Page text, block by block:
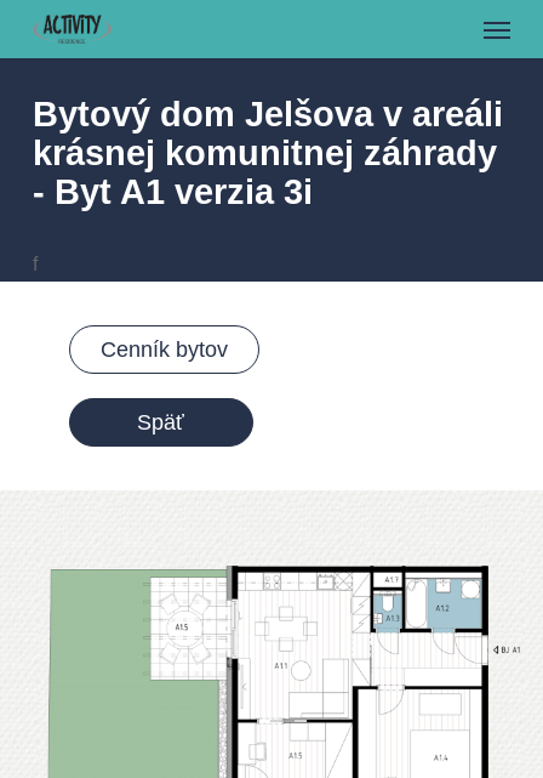
content
Menu
Bytový dom Jelšova v areáli
krásnej komunitnej záhrady
- Byt A1 verzia 3i
f
Cenník bytov
Späť